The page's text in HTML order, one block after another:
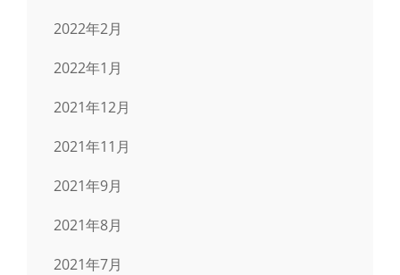
2022年2月
2022年1月
2021年12月
2021年11月
2021年9月
2021年8月
2021年7月